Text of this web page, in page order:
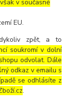
v současné
EU.
zpět, a to
soukromí v dolní
odvolat. Dále
odkaz v emailu s
se odhlásíte z
.